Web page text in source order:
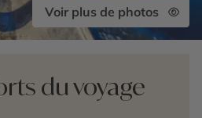
Voir plus de photos
du voyage